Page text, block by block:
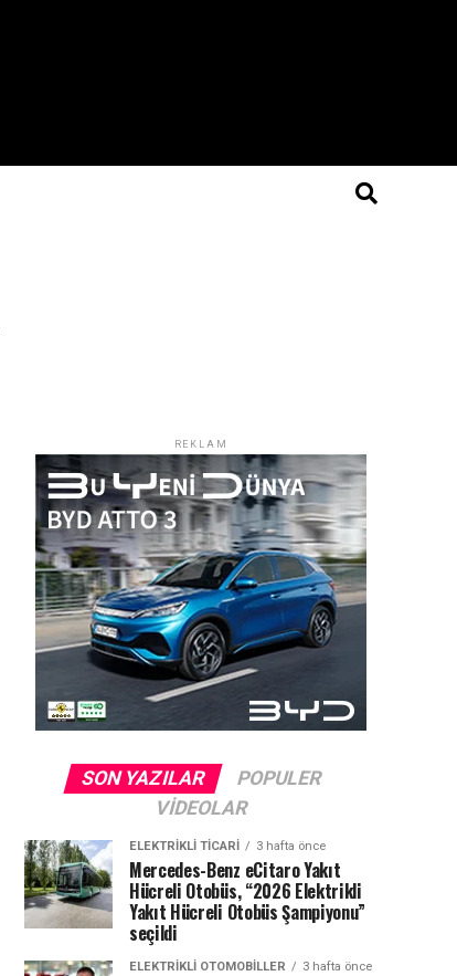
REKLAM
SON YAZILAR
POPULER
VIDEOLAR
ELEKTRIKLI TICARI 3 hafta önce
Mercedes-Benz eCitaro Yakıt
Hücreli Otobüs, “2026 Elektrikli
Yakıt Hücreli Otobüs Şampiyonu”
seçildi
ELEKTRIKLI OTOMOBILLER 3 hafta önce